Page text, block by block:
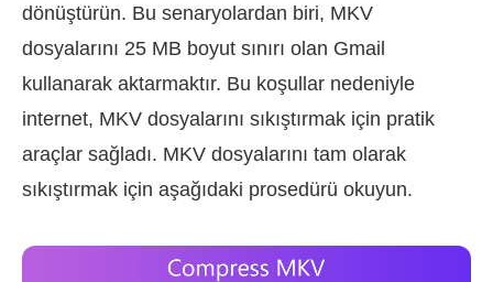
dönüştürün. Bu senaryolardan biri, MKV
dosyalarını 25 MB boyut sınırı olan Gmail
kullanarak aktarmaktır. Bu koşullar nedeniyle
internet, MKV dosyalarını sıkıştırmak için pratik
araçlar sağladı. MKV dosyalarını tam olarak
sıkıştırmak için aşağıdaki prosedürü okuyun.